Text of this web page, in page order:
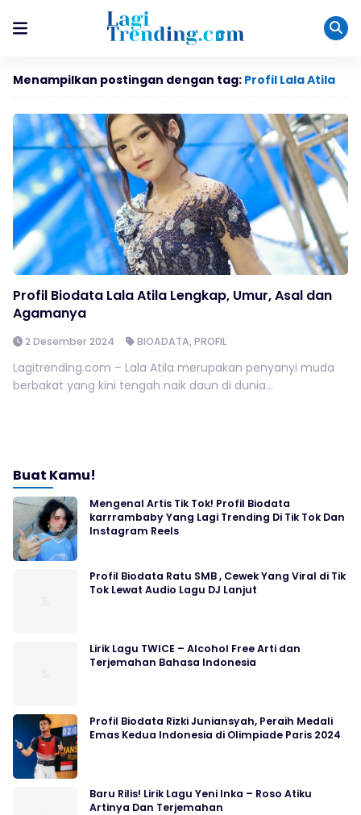
Menampilkan postingan dengan tag: Profil Lala Atila
Profil Biodata Lala Atila Lengkap, Umur, Asal dan
Agamanya
2 Desember 2024 BIOADATA,PROFIL
Lagitrending.com – Lala Atila merupakan penyanyi muda
berbakat yang kini tengah naik daun di dunia...
Buat Kamu!
Mengenal Artis Tik Tok! Profil Biodata
karrrambaby Yang Lagi Trending Di Tik Tok Dan
Instagram Reels
Profil Biodata Ratu SMB , Cewek Yang Viral di Tik
Tok Lewat Audio Lagu DJ Lanjut
Lirik Lagu TWICE – Alcohol Free Arti dan
Terjemahan Bahasa Indonesia
Profil Biodata Rizki Juniansyah, Peraih Medali
Emas Kedua Indonesia di Olimpiade Paris 2024
Baru Rilis! Lirik Lagu Yeni Inka – Roso Atiku
Artinya Dan Terjemahan